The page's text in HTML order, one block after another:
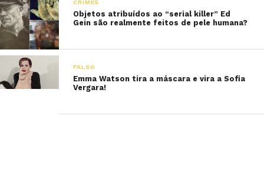
CRIMES
Objetos atribuídos ao “serial killer” Ed
Gein são realmente feitos de pele humana?
FALSO
Emma Watson tira a máscara e vira a Sofia
Vergara!